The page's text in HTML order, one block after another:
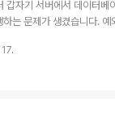
자기 서버에서 데이터베
는 문제가 생겼습니다. 예
질 때 횟수를 카운트해서
횟수 초기화